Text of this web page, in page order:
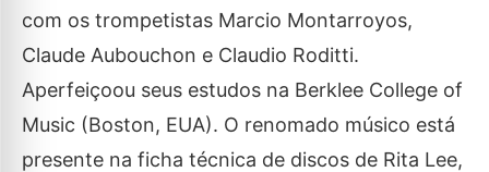
com os trompetistas Marcio Montarroyos,
Claude Aubouchon e Claudio Roditti.
Aperfeiçoou seus estudos na Berklee College of
Music (Boston, EUA). O renomado músico está
presente na ficha técnica de discos de Rita Lee,